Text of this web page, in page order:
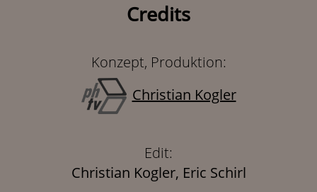
Credits
Konzept, Produktion:
Christian Kogler
Edit:
Christian Kogler, Eric Schirl